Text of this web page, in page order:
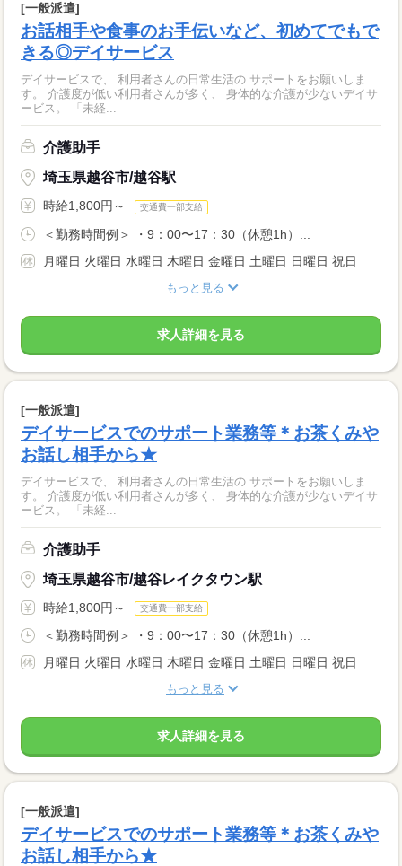
[一般派遣]
お話相手や食事のお手伝いなど、初めてでもで
きる◎デイサービス
デイサービスで、 利用者さんの日常生活の サポートをお願いしま
す。 介護度が低い利用者さんが多く、 身体的な介護が少ないデイサ
ービス。 「未経...
介護助手
埼玉県越谷市/越谷駅
時給1,800円～ 交通費一部支給
＜勤務時間例＞ ・9：00〜17：30（休憩1h）...
月曜日 火曜日 水曜日 木曜日 金曜日 土曜日 日曜日 祝日
もっと見る
求人詳細を見る
[一般派遣]
デイサービスでのサポート業務等＊お茶くみや
お話し相手から★
デイサービスで、 利用者さんの日常生活の サポートをお願いしま
す。 介護度が低い利用者さんが多く、 身体的な介護が少ないデイサ
ービス。 「未経...
介護助手
埼玉県越谷市/越谷レイクタウン駅
時給1,800円～ 交通費一部支給
＜勤務時間例＞ ・9：00〜17：30（休憩1h）...
月曜日 火曜日 水曜日 木曜日 金曜日 土曜日 日曜日 祝日
もっと見る
求人詳細を見る
[一般派遣]
デイサービスでのサポート業務等＊お茶くみや
お話し相手から★